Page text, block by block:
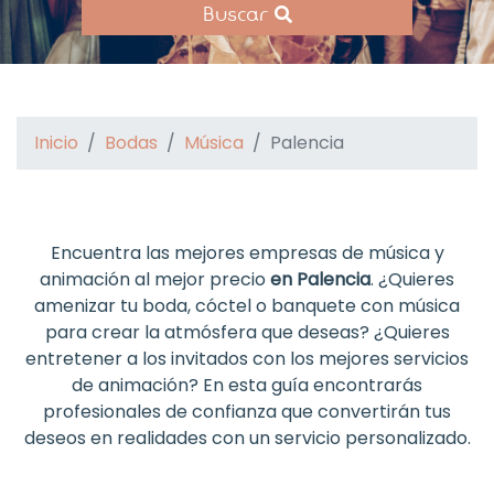
Buscar
Inicio Bodas Música Palencia
Encuentra las mejores empresas de música y
animación al mejor precio en Palencia. ¿Quieres
amenizar tu boda, cóctel o banquete con música
para crear la atmósfera que deseas? ¿Quieres
entretener a los invitados con los mejores servicios
de animación? En esta guía encontrarás
profesionales de confianza que convertirán tus
deseos en realidades con un servicio personalizado.